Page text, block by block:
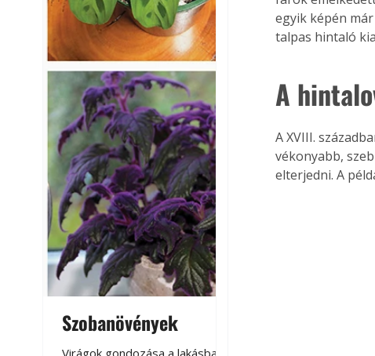
Szobanövények
egyik képén
talpas hintaló
A
A XVIII.
vékonyabb,
elterjedni. A